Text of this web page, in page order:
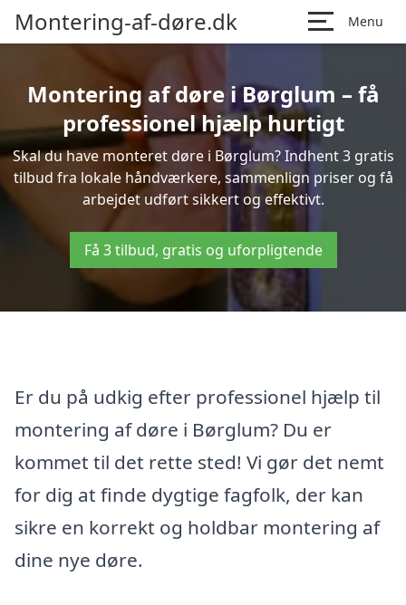
Montering-af-døre.dk Menu
Montering af døre i Børglum – få
professionel hjælp hurtigt
Skal du have monteret døre i Børglum? Indhent 3 gratis
tilbud fra lokale håndværkere, sammenlign priser og få
arbejdet udført sikkert og effektivt.
Få 3 tilbud, gratis og uforpligtende
Er du på udkig efter professionel hjælp til
montering af døre i Børglum? Du er
kommet til det rette sted! Vi gør det nemt
for dig at finde dygtige fagfolk, der kan
sikre en korrekt og holdbar montering af
dine nye døre.